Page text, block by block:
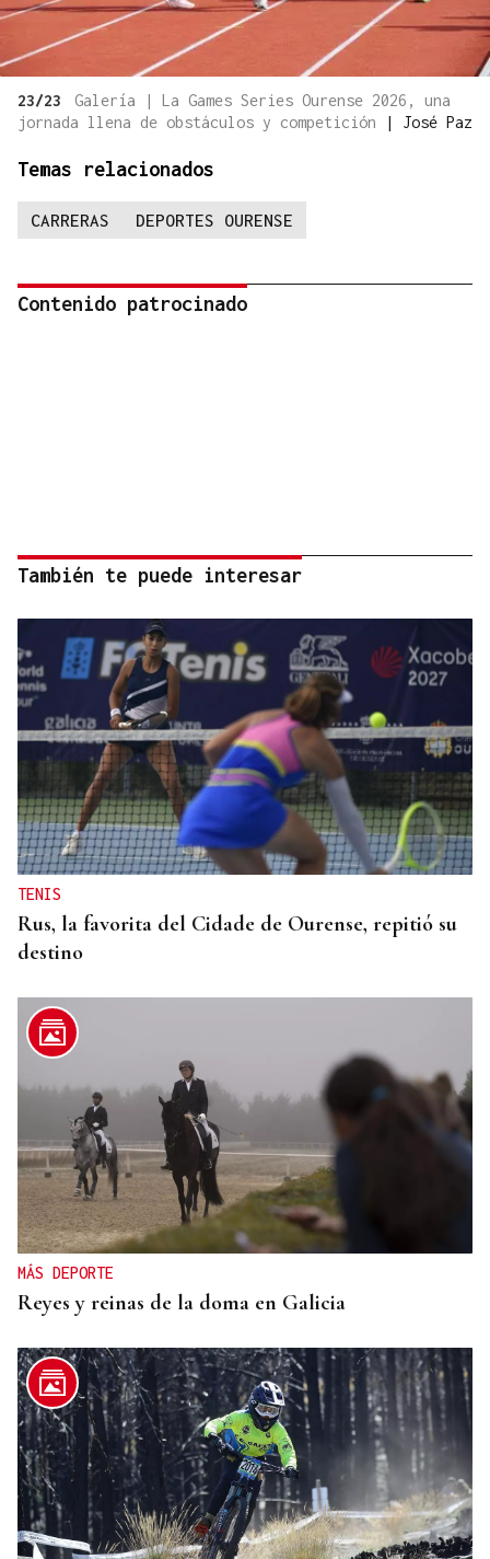
23/23
Galería | La Games Series Ourense 2026, una
jornada llena de obstáculos y competición
| José Paz
Temas relacionados
CARRERAS DEPORTES OURENSE
Contenido patrocinado
También te puede interesar
TENIS
Rus, la favorita del Cidade de Ourense, repitió su
destino
MÁS DEPORTE
Reyes y reinas de la doma en Galicia